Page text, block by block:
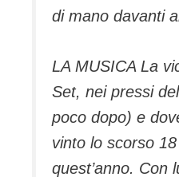
di mano davanti
LA MUSICA La
Set, nei pressi
poco dopo) e
vinto lo scorso
quest’anno.